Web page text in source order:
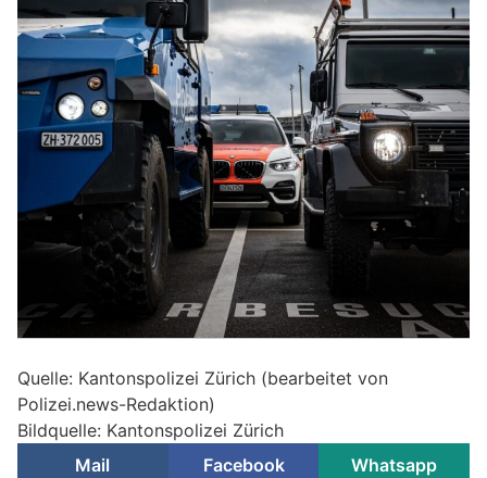
Quelle: Kantonspolizei Zürich (bearbeitet von
Polizei.news-Redaktion)
Bildquelle: Kantonspolizei Zürich
Mail
Facebook Whatsapp